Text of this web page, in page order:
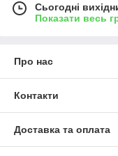
Сьогодні
Показати весь
Про нас
Контакти
Доставка та оплата